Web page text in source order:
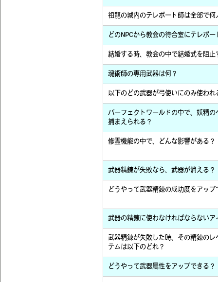
祖龍の城内のテレポート師は全部で何
どのNPCから教会の待合室にテレポー
結婚する時、教会の中で結婚式を阻止
魂術師の専用武器は何？
以下のどの武器が弓使いにのみ使われ
パーフェクトワールドの中で、妖精の
捕まえられる？
修霊機能の中で、どんな影響がある？
武器精錬が失敗なら、武器が消える？
どうやって武器精錬の成功度をアップ
武器の精錬に使わなければならないア
武器精錬が失敗した時、その精錬のレ
テムは以下のどれ？
どうやって武器属性をアップできる？